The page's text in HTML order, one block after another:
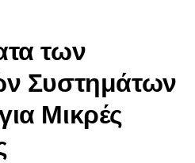
των
Συστημάτων
Μικρές